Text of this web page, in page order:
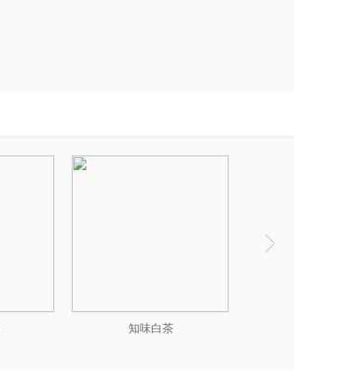
知味白茶